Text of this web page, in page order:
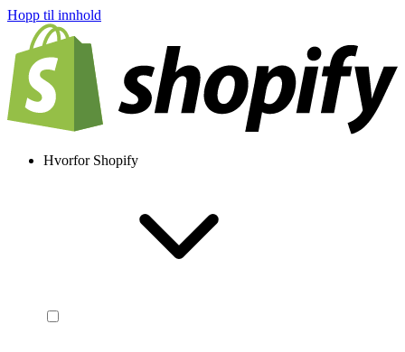
Hopp til innhold
Hvorfor Shopify